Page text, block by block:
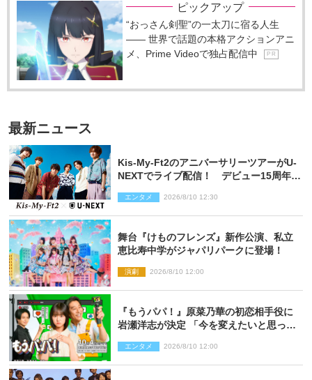
ピックアップ
“おっさん剣聖”の一太刀に宿る人生
―― 世界で話題の本格アクションアニ
メ、Prime Videoで独占配信中
P R
最新ニュース
Kis‐My‐Ft2のアニバーサリーツアーがU‐
NEXTでライブ配信！ デビュー15周年の
エンタメ 2026/8/10 12:30
舞台『けものフレンズ』新作公演、私立
恵比寿中学がジャパリパークに登場！
演劇 2026/8/10 12:00
『もうパパ！』原菜乃華の初恋相手役に
岩瀬洋志が決定 「今を変えたいと思って
エンタメ 2026/8/10 12:00